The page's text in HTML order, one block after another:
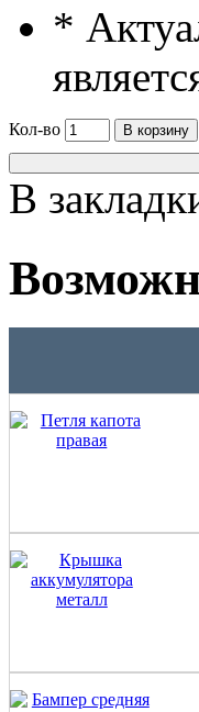
*
Кол-во
В корзину
В